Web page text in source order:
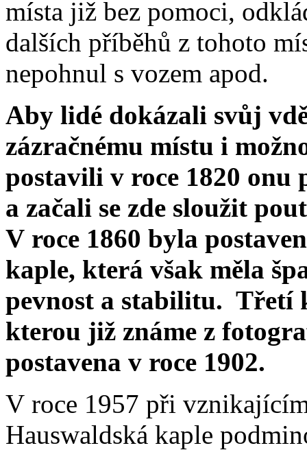
místa již bez pomoci,
dalších příběhů z tohoto
nepohnul s vozem apod.
Aby lidé dokázali svůj
zázračnému místu i
postavili v roce 1820
a začali se zde sloužit
V roce 1860 byla
kaple, která však měla
pevnost a stabilitu. Třetí
kterou již známe z
postavena v roce 1902.
V roce 1957 při
Hauswaldská kaple